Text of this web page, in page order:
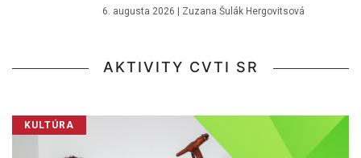
6. augusta 2026 Zuzana Šulák Hergovitsová
AKTIVITY CVTI SR
KULTÚRA